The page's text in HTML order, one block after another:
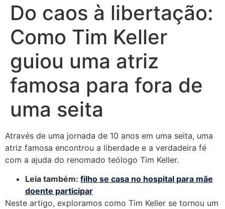
Do caos à libertação:
Como Tim Keller
guiou uma atriz
famosa para fora de
uma seita
Através de uma jornada de 10 anos em uma seita, uma
atriz famosa encontrou a liberdade e a verdadeira fé
com a ajuda do renomado teólogo Tim Keller.
Leia também: filho se casa no hospital para mãe
doente participar
Neste artigo, exploramos como Tim Keller se tornou um